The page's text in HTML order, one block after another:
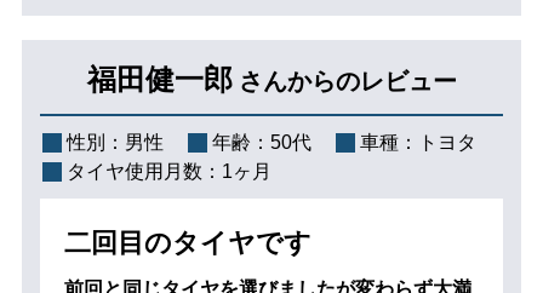
福田健一郎 さんからのレビュー
性別： 男性 年齢： 50代 車種：
トヨタ
タイヤ使用月数： 1ヶ月
二回目のタイヤです
前回と同じタイヤを選びましたが変わらず大満